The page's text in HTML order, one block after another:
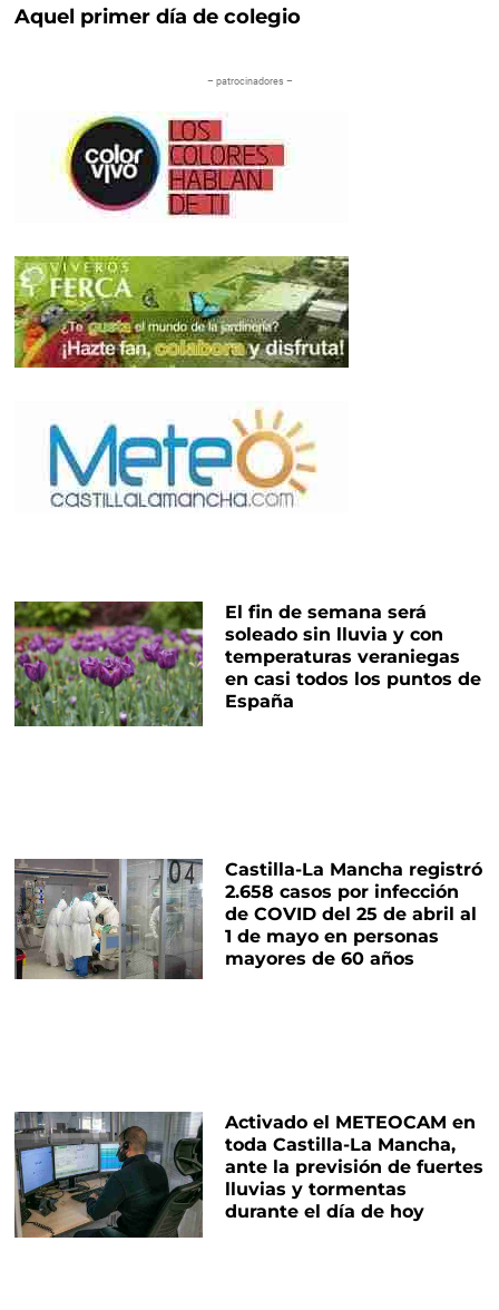
Aquel primer día de colegio
– patrocinadores –
El fin de semana será
soleado sin lluvia y con
temperaturas veraniegas
en casi todos los puntos de
España
Castilla-La Mancha registró
2.658 casos por infección
de COVID del 25 de abril al
1 de mayo en personas
mayores de 60 años
Activado el METEOCAM en
toda Castilla-La Mancha,
ante la previsión de fuertes
lluvias y tormentas
durante el día de hoy